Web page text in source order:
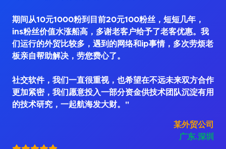
期间从10元1000粉到目前20元100粉丝，短短几年，
ins粉丝价值水涨船高，多谢老客户给予了老客优惠。我
们运行的外贸比较多，遇到的网络和ip事情，多次劳烦老
板亲自帮助解决，劳您费心了。
社交软件，我们一直很重视，也希望在不远未来双方合作
更加紧密，我们愿意投入一部分资金供技术团队沉淀有用
的技术研究，一起航海发大财。"
某外贸公司
广东.深圳